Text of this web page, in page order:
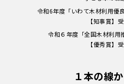
令和6年度「いわて木材利用優
【知事賞】
令和６年度「全国木材利用
【優秀賞】
１本の線か